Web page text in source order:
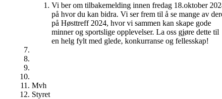
Vi ber om tilbakemelding innen fredag 18.oktober
på hvor du kan bidra. Vi ser frem til å se mange av
på Høsttreff 2024, hvor vi sammen kan skape gode
minner og sportslige opplevelser. La oss gjøre dette til
en helg fylt med glede, konkurranse og fellesskap!
Mvh
Styret